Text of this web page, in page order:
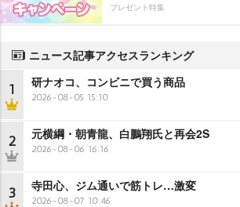
プレゼント特集
ニュース記事アクセスランキング
1 研ナオコ、コンビニで買う商品
2026-08-05 15:10
2 元横綱・朝青龍、白鵬翔氏と再会2S
2026-08-06 16:16
3 寺田心、ジム通いで筋トレ…激変
2026-08-07 10:46